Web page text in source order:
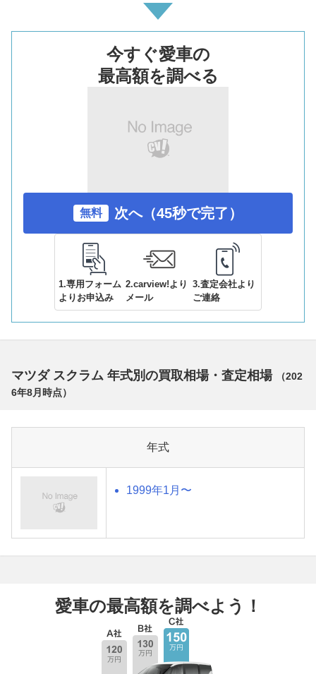
今すぐ愛車の
最高額を調べる
無料 次へ（45秒で完了）
1.専用フォーム
よりお申込み
2.carview!より
メール
3.査定会社より
ご連絡
マツダ スクラム 年式別の買取相場・査定相場 （202
6年8月 時点）
年式
1999年1月〜
愛車の最高額を調べよう！